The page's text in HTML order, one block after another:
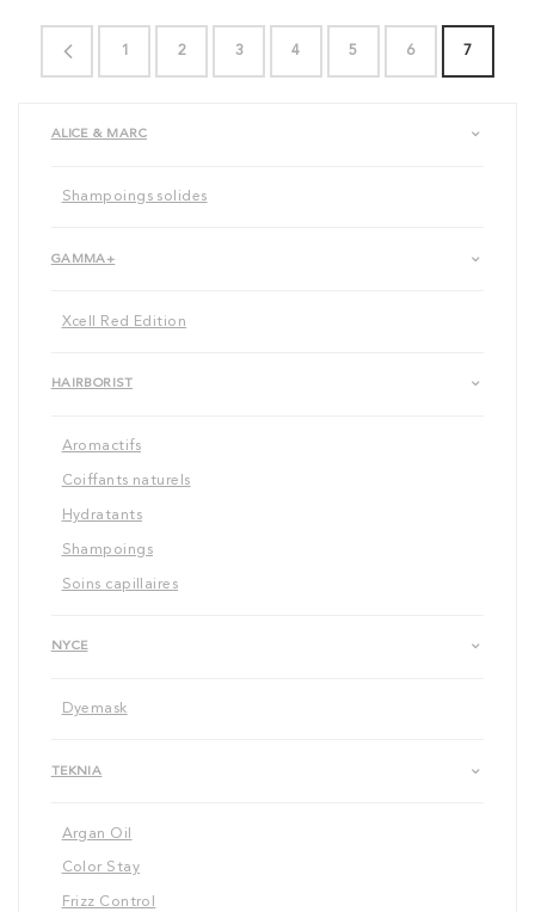
← 1 2 3 4 5 6 7
ALICE & MARC
Shampoings solides
GAMMA+
Xcell Red Edition
HAIRBORIST
Aromactifs
Coiffants naturels
Hydratants
Shampoings
Soins capillaires
NYCE
Dyemask
TEKNIA
Argan Oil
Color Stay
Frizz Control